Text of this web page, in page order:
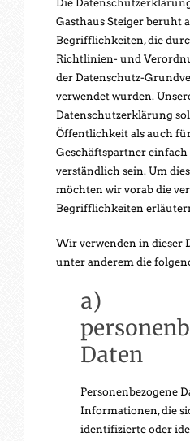
Die
Gasthaus Steiger beruht
Begrifflichkeiten, die
Richtlinien- und
der Datenschutz-
verwendet wurden.
Datenschutzerklärung
Öffentlichkeit als auch
Geschäftspartner einfach
verständlich sein. Um
möchten wir vorab die
Begrifflichkeiten
Wir verwenden in dieser
unter anderem die
a)
Daten
Personenbezogene
Informationen, die
identifizierte oder